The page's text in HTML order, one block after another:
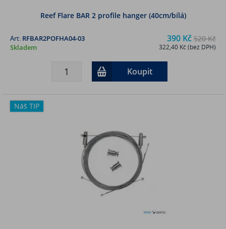
Reef Flare BAR 2 profile hanger (40cm/bílá)
390 Kč 520 Kč
322,40 Kč (bez DPH)
Art: RFBAR2POFHA04-03
Skladem
Koupit
Náš TIP